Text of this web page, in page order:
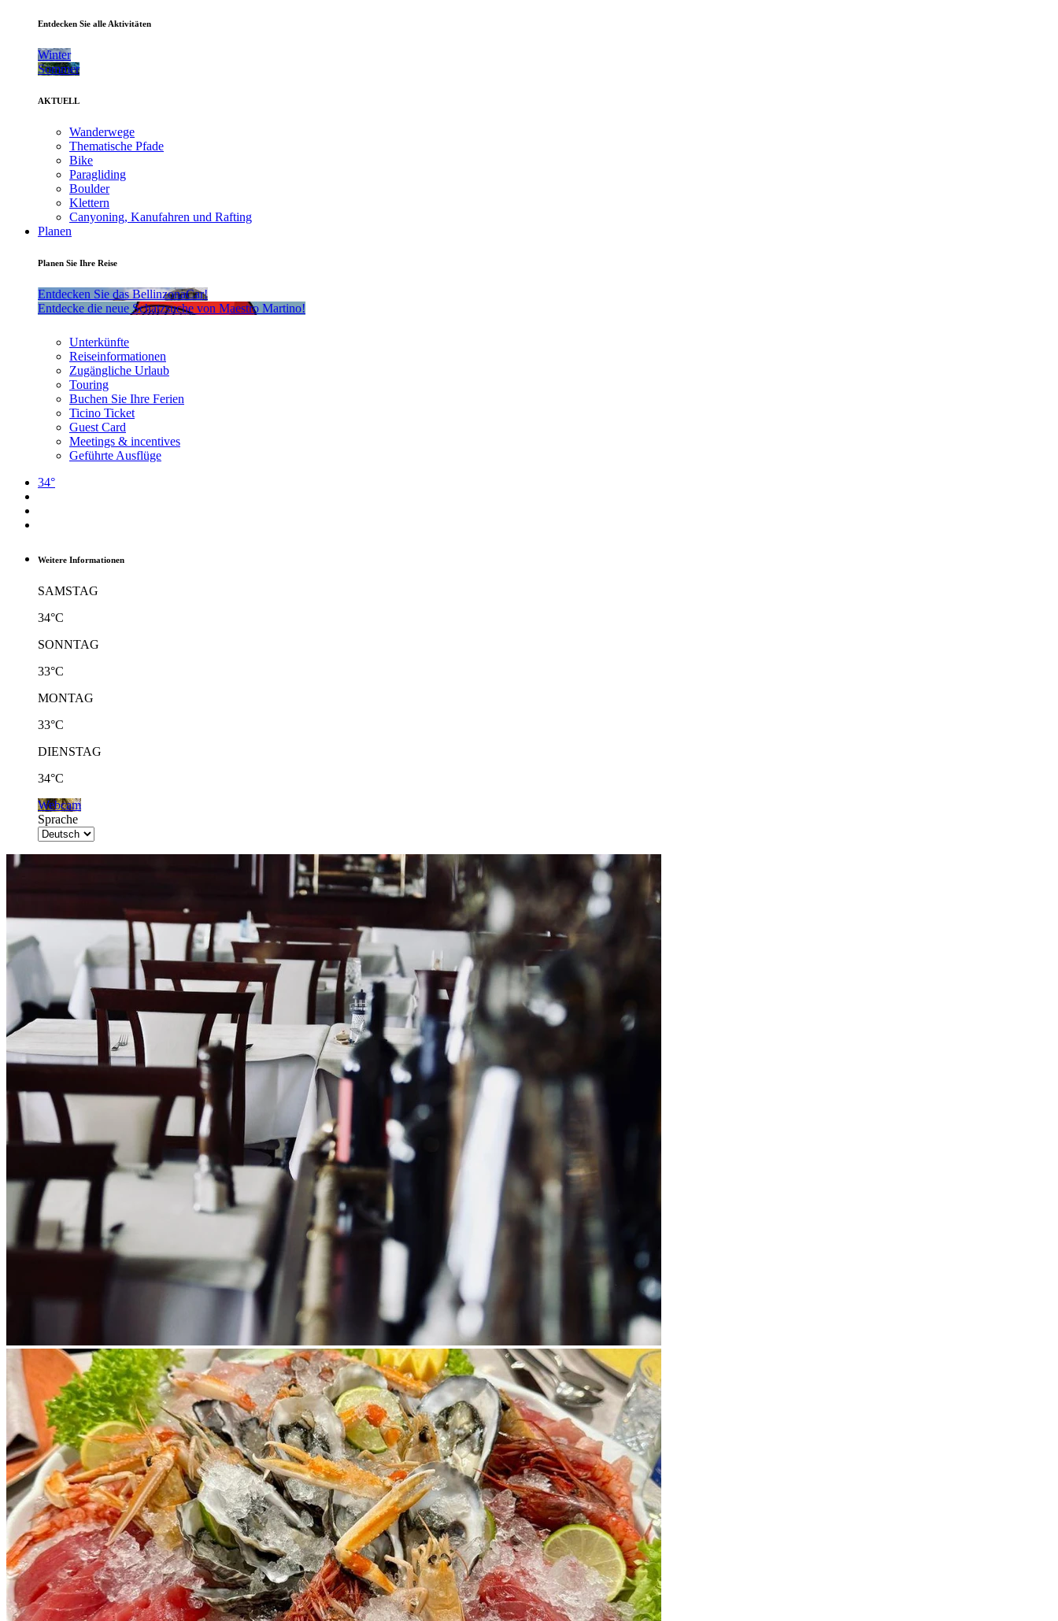
Entdecken Sie alle Aktivitäten
Winter
Sommer
AKTUELL
Wanderwege
Thematische Pfade
Bike
Paragliding
Boulder
Klettern
Canyoning, Kanufahren und Rafting
Planen
Planen Sie Ihre Reise
Entdecken Sie das BellinzonaCar!
Entdecke die neue Schatzsuche von Maestro Martino!
Unterkünfte
Reiseinformationen
Zugängliche Urlaub
Touring
Buchen Sie Ihre Ferien
Ticino Ticket
Guest Card
Meetings & incentives
Geführte Ausflüge
34°
Weitere Informationen
SAMSTAG
34°C
SONNTAG
33°C
MONTAG
33°C
DIENSTAG
34°C
Webcam
Sprache